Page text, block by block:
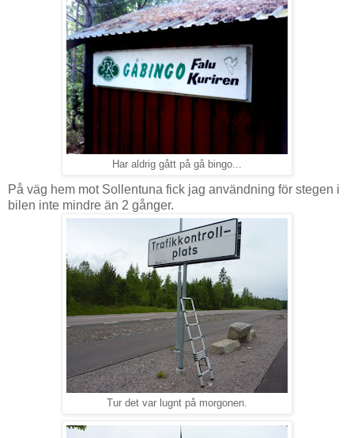
Har aldrig gått på gå bingo...
På väg hem mot Sollentuna fick jag användning för stegen i
bilen inte mindre än 2 gånger.
Tur det var lugnt på morgonen.